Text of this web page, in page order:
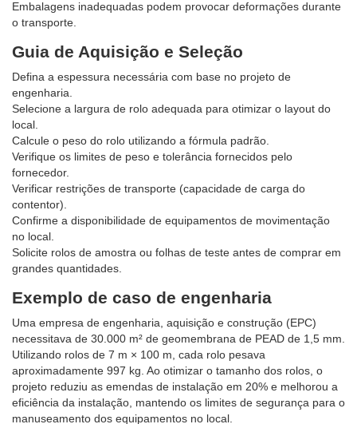
Embalagens inadequadas podem provocar deformações durante
o transporte.
Guia de Aquisição e Seleção
Defina a espessura necessária com base no projeto de
engenharia.
Selecione a largura de rolo adequada para otimizar o layout do
local.
Calcule o peso do rolo utilizando a fórmula padrão.
Verifique os limites de peso e tolerância fornecidos pelo
fornecedor.
Verificar restrições de transporte (capacidade de carga do
contentor).
Confirme a disponibilidade de equipamentos de movimentação
no local.
Solicite rolos de amostra ou folhas de teste antes de comprar em
grandes quantidades.
Exemplo de caso de engenharia
Uma empresa de engenharia, aquisição e construção (EPC)
necessitava de 30.000 m² de geomembrana de PEAD de 1,5 mm.
Utilizando rolos de 7 m × 100 m, cada rolo pesava
aproximadamente 997 kg. Ao otimizar o tamanho dos rolos, o
projeto reduziu as emendas de instalação em 20% e melhorou a
eficiência da instalação, mantendo os limites de segurança para o
manuseamento dos equipamentos no local.